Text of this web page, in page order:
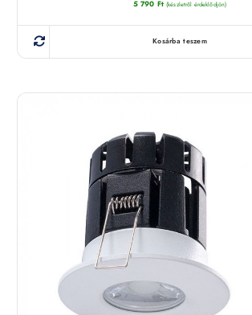
5 790 Ft (készletről érdeklődjön)
Kosárba teszem